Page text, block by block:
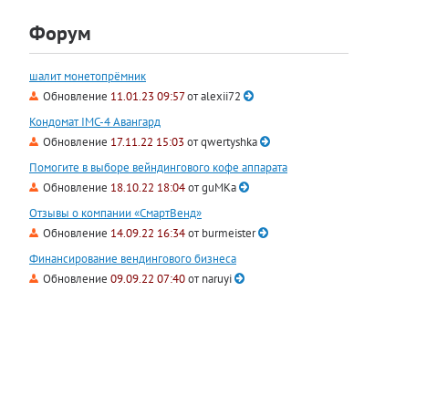
Форум
шалит монетопрёмник
Обновление 11.01.23 09:57отalexii72
Кондомат IMC-4 Авангард
Обновление 17.11.22 15:03 отqwertyshka
Помогите в выборе вейндингового кофе аппарата
Обновление 18.10.22 18:04отguMKa
Отзывы о компании «СмартВенд»
Обновление 14.09.22 16:34отburmeister
Финансирование вендингового бизнеса
Обновление 09.09.22 07:40отnaruyi